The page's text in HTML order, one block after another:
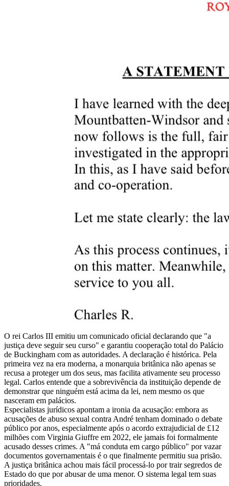
O rei Carlos III emitiu um comunicado oficial declarando que "a
justiça deve seguir seu curso" e garantiu cooperação total do Palácio
de Buckingham com as autoridades. A declaração é histórica. Pela
primeira vez na era moderna, a monarquia britânica não apenas se
recusa a proteger um dos seus, mas facilita ativamente seu processo
legal. Carlos entende que a sobrevivência da instituição depende de
demonstrar que ninguém está acima da lei, nem mesmo os que
nasceram em palácios.
Especialistas jurídicos apontam a ironia da acusação: embora as
acusações de abuso sexual contra André tenham dominado o debate
público por anos, especialmente após o acordo extrajudicial de £12
milhões com Virginia Giuffre em 2022, ele jamais foi formalmente
acusado desses crimes. A "má conduta em cargo público" por vazar
documentos governamentais é o que finalmente permitiu sua prisão.
A justiça britânica achou mais fácil processá-lo por trair segredos de
Estado do que por abusar de uma menor. O sistema legal tem suas
prioridades.